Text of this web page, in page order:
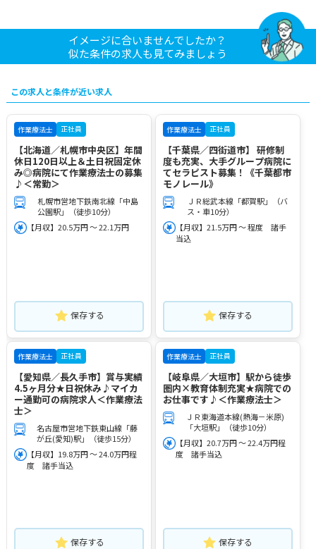
イメージに合いませんでしたか？
似た条件の求人も見てみましょう
この求人と条件が近い求人
作業療法士 正社員
【北海道／札幌市中央区】年間
休日120日以上＆土日祝固定休
み◎病院にて作業療法士の募集
♪＜常勤＞
札幌市営地下鉄南北線「中島
公園駅」（徒歩10分）
【月収】20.5万円 ～ 22.1万円
保存する
作業療法士 正社員
【千葉県／四街道市】 研修制
度も充実、大手グループ病院に
てセラピスト募集！《千葉都市
モノレール》
ＪＲ総武本線「都賀駅」（バ
ス・車10分）
【月収】21.5万円 ～ 程度 諸手
当込
保存する
作業療法士 正社員
【愛知県／長久手市】賞与実績
4.5ヶ月分★日祝休み♪マイカ
ー通勤可の病院求人＜作業療法
士＞
名古屋市営地下鉄東山線「藤
が丘(愛知)駅」（徒歩15分）
【月収】19.8万円 ～ 24.0万円程
度 諸手当込
保存する
作業療法士 正社員
【岐阜県／大垣市】駅から徒歩
圏内×教育体制充実★病院での
お仕事です♪＜作業療法士＞
ＪＲ東海道本線(熱海－米原)
「大垣駅」（徒歩10分）
【月収】20.7万円 ～ 22.4万円程
度 諸手当込
保存する